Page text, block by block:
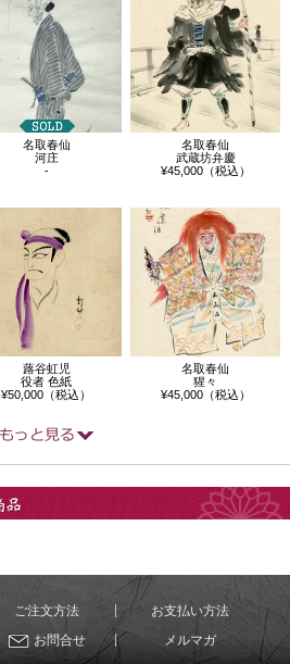
名取春仙
河庄
-
名取春仙
武蔵坊弁慶
¥45,000（税込）
蕗谷虹児
役者 色紙
¥50,000（税込）
名取春仙
猩々
¥45,000（税込）
ご注文方法
お支払い方法
お問合せ メルマガ